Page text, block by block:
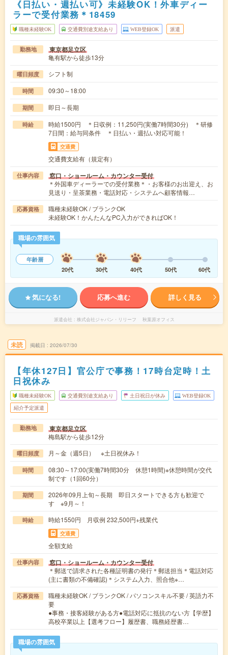
《日払い・週払い可》未経験OK！外車ディー
ラーで受付業務＊18459
職種未経験OK 交通費別途支給あり WEB登録OK 派遣
勤務地 東京都足立区
亀有駅から徒歩13分
曜日頻度 シフト制
時間 09:30～18:00
期間 即日～長期
時給
時給1500円 ＊日収例：11,250円(実働7時間30分) ＊研修
7日間：給与同条件 ＊日払い・週払い対応可能！
交通費
交通費支給有（規定有）
仕事内容 窓口・ショールーム・カウンター受付
＊外国車ディーラーでの受付業務＊・お客様のお出迎え、お
見送り・呈茶業務・電話対応・システムへ顧客情報…
応募資格
職種未経験OK / ブランクOK
未経験OK！かんたんなPC入力ができればOK！
職場の雰囲気
年齢層
20代
30代 40代 50代 60代
気になる! 応募へ進む 詳しく見る
派遣会社 株式会社ジャパン・リリーフ 秋葉原オフィス
未読 掲載日 2026/07/30
【年休127日】官公庁で事務！17時台定時！土
日祝休み
職種未経験OK 交通費別途支給あり 土日祝日が休み WEB登録OK
紹介予定派遣
勤務地 東京都足立区
梅島駅から徒歩12分
曜日頻度 月～金（週5日） ※土日祝休み！
時間
08:30～17:00(実働7時間30分 休憩1時間)※休憩時間が交代
制です（1回60分）
期間
2026年09月上旬～長期 即日スタートできる方も歓迎で
す ※9月～！
時給 時給1550円 月収例 232,500円+残業代
交通費
全額支給
仕事内容 窓口・ショールーム・カウンター受付
＊郵送で請求された各種証明書の発行＊郵送担当＊電話対応
(主に書類の不備確認)＊システム入力、照合他※…
応募資格
職種未経験OK / ブランクOK / パソコンスキル不要 / 英語力不
要
●事務・接客経験がある方●電話対応に抵抗のない方【学歴】
高校卒業以上【選考フロー】履歴書、職務経歴書…
職場の雰囲気